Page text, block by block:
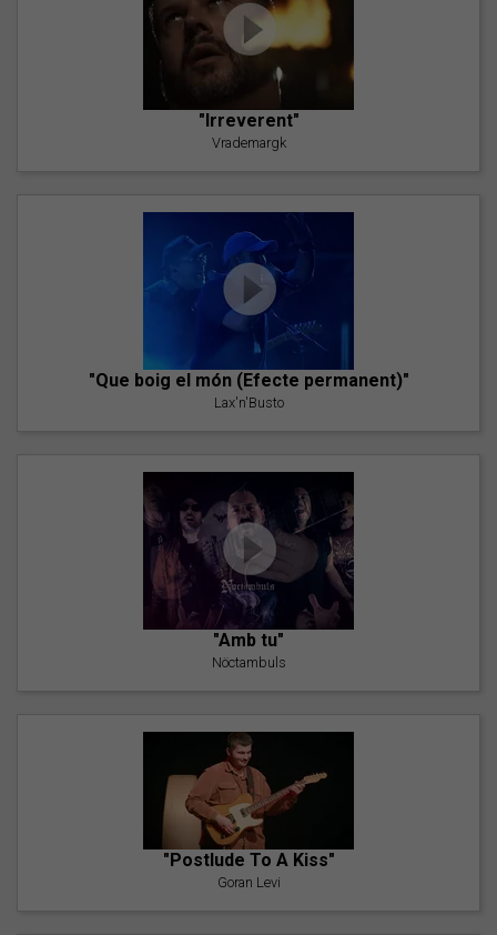
"Irreverent"
Vrademargk
"Que boig el món (Efecte permanent)"
Lax'n'Busto
"Amb tu"
Nöctambuls
"Postlude To A Kiss"
Goran Levi